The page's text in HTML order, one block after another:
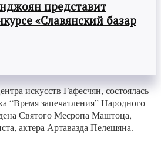
представит
«Славянский базар
искусств Гафесчян, состоялась
“Время запечатления” Народного
Святого Месропа Маштоца,
актера Артавазда Пелешяна.